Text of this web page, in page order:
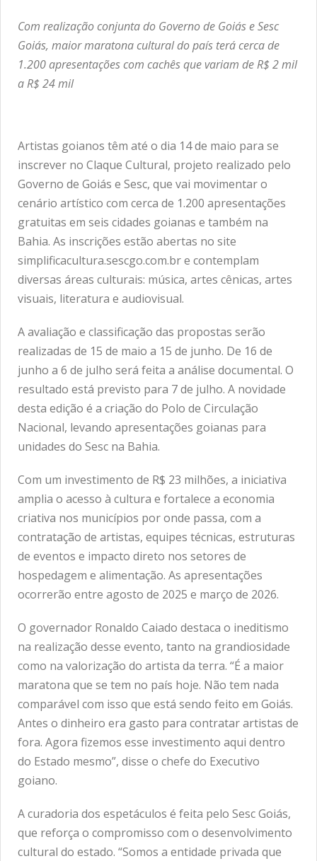
Com realização conjunta do Governo de Goiás e Sesc
Goiás, maior maratona cultural do país terá cerca de
1.200 apresentações com cachês que variam de R$ 2 mil
a R$ 24 mil
Artistas goianos têm até o dia 14 de maio para se
inscrever no Claque Cultural, projeto realizado pelo
Governo de Goiás e Sesc, que vai movimentar o
cenário artístico com cerca de 1.200 apresentações
gratuitas em seis cidades goianas e também na
Bahia. As inscrições estão abertas no site
simplificacultura.sescgo.com.br e contemplam
diversas áreas culturais: música, artes cênicas, artes
visuais, literatura e audiovisual.
A avaliação e classificação das propostas serão
realizadas de 15 de maio a 15 de junho. De 16 de
junho a 6 de julho será feita a análise documental. O
resultado está previsto para 7 de julho. A novidade
desta edição é a criação do Polo de Circulação
Nacional, levando apresentações goianas para
unidades do Sesc na Bahia.
Com um investimento de R$ 23 milhões, a iniciativa
amplia o acesso à cultura e fortalece a economia
criativa nos municípios por onde passa, com a
contratação de artistas, equipes técnicas, estruturas
de eventos e impacto direto nos setores de
hospedagem e alimentação. As apresentações
ocorrerão entre agosto de 2025 e março de 2026.
O governador Ronaldo Caiado destaca o ineditismo
na realização desse evento, tanto na grandiosidade
como na valorização do artista da terra. “É a maior
maratona que se tem no país hoje. Não tem nada
comparável com isso que está sendo feito em Goiás.
Antes o dinheiro era gasto para contratar artistas de
fora. Agora fizemos esse investimento aqui dentro
do Estado mesmo”, disse o chefe do Executivo
goiano.
A curadoria dos espetáculos é feita pelo Sesc Goiás,
que reforça o compromisso com o desenvolvimento
cultural do estado. “Somos a entidade privada que